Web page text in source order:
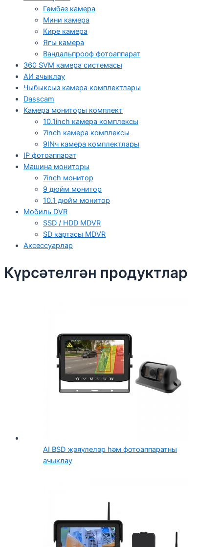
Гөмбәз камера
Мини камера
Кире камера
Ягы камера
Вандальпрооф фотоаппарат
360 SVM камера системасы
АИ ачыклау
Чыбыксыз камера комплектлары
Dasscam
Камера мониторы комплект
10.1inch камера комплексы
7inch камера комплексы
9INч камера комплектлары
IP фотоаппарат
Машина мониторы
7inch монитор
9 дюйм монитор
10.1 дюйм монитор
Мобиль DVR
SSD / HDD MDVR
SD картасы MDVR
Аксессуарлар
Күрсәтелгән продуктлар
AI BSD җәяүлеләр һәм фотоаппаратны
ачыклау